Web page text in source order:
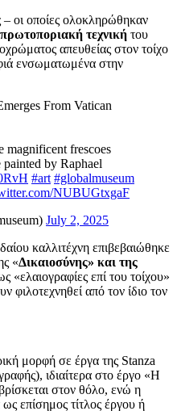
οι οποίες ολοκληρώθηκαν
πρωτοποριακή τεχνική του
απευθείας στον τοίχο
ενσωματωμένα στην
From Vatican
magnificent frescoes
by Raphael
#art #globalmuseum
NUBUGtxgaF
July 2, 2025
καλλιτέχνη επιβεβαιώθηκε
«Δικαιοσύνης» και της
«ελαιογραφίες επί του τοίχου»
φιλοτεχνηθεί από τον ίδιο τον
μορφή σε έργα της Stanza
ιδιαίτερα στο έργο «Η
στον θόλο, ενώ η
επίσημος τίτλος έργου ή